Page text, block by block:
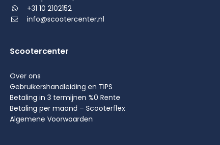
+31 10 2102152
info@scootercenter.nl
Scootercenter
Over ons
Gebruikershandleiding en TIPS
Betaling in 3 termijnen %0 Rente
Betaling per maand – Scooterflex
Algemene Voorwaarden